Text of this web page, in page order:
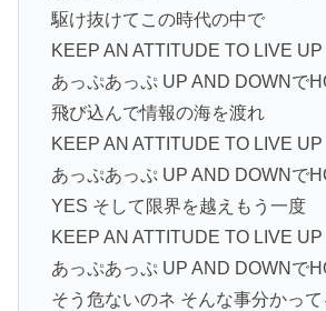
駆け抜けてこの時代の中で
KEEP AN ATTITUDE TO LIVE UP
あっぷあっぷ UP AND DOWNで
飛び込んで情報の海を渡れ
KEEP AN ATTITUDE TO LIVE UP
あっぷあっぷ UP AND DOWNで
YES そして限界を越えもう一度
KEEP AN ATTITUDE TO LIVE UP
あっぷあっぷ UP AND DOWNで
そう危ないのネ そんな事分かっ